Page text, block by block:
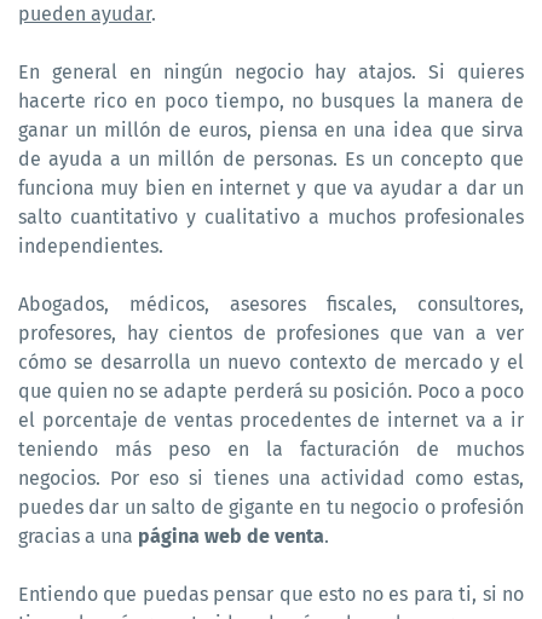
pueden ayudar.
En general en ningún negocio hay atajos. Si quieres
hacerte rico en poco tiempo, no busques la manera de
ganar un millón de euros, piensa en una idea que sirva
de ayuda a un millón de personas. Es un concepto que
funciona muy bien en internet y que va ayudar a dar un
salto cuantitativo y cualitativo a muchos profesionales
independientes.
Abogados, médicos, asesores fiscales, consultores,
profesores, hay cientos de profesiones que van a ver
cómo se desarrolla un nuevo contexto de mercado y el
que quien no se adapte perderá su posición. Poco a poco
el porcentaje de ventas procedentes de internet va a ir
teniendo más peso en la facturación de muchos
negocios. Por eso si tienes una actividad como estas,
puedes dar un salto de gigante en tu negocio o profesión
gracias a una página web de venta.
Entiendo que puedas pensar que esto no es para ti, si no